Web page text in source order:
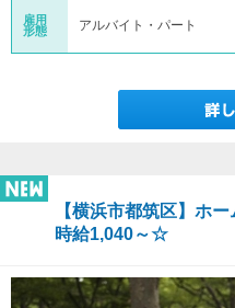
雇用
形態
アルバイト・パート
【横浜市都筑区】ホ
時給1,040～☆